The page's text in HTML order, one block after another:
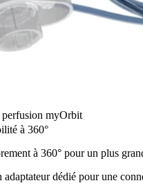
myOrbit
à 360°
à 360° pour un plus
adaptateur dédié pour une